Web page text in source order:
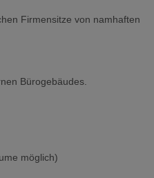
Firmensitze von namhaften
Bürogebäudes.
möglich)